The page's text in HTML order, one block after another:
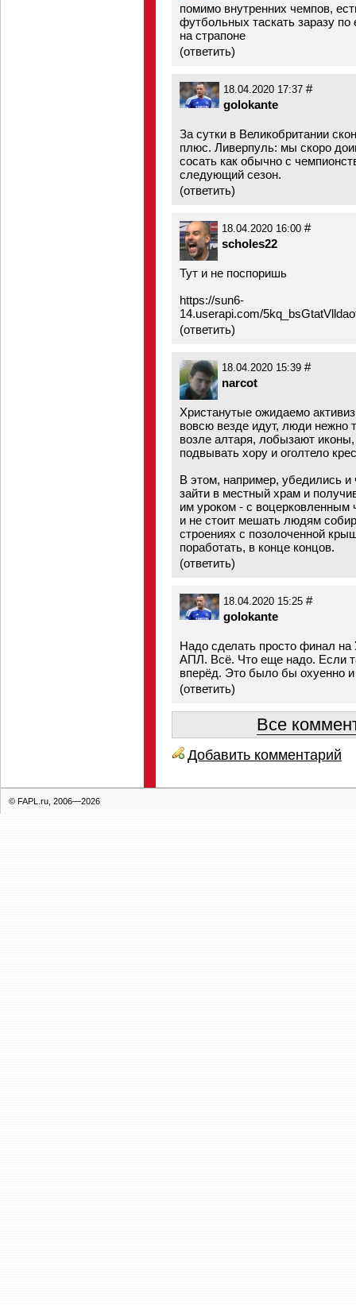
помимо внутренних чемпов,
футбольных таскать заразу
на страпоне
(ответить)
18.04.2020 17:37 #
golokante
За сутки в Великобритании
плюс. Ливерпуль: мы скоро
сосать как обычно с
следующий сезон.
(ответить)
18.04.2020 16:00 #
scholes22
Тут и не поспоришь
https://sun6-
14.userapi.com/
(ответить)
18.04.2020 15:39 #
narcot
Христанутые ожидаемо
вовсю везде идут, люди нежно
возле алтаря, лобызают
подвывать хору и оголтело
В этом, например, убедились
зайти в местный храм и
им уроком - с воцерковленным
и не стоит мешать людям
строениях с позолоченной
поработать, в конце концов.
(ответить)
18.04.2020 15:25 #
golokante
Надо сделать просто финал
АПЛ. Всё. Что еще надо. Если
вперёд. Это было бы охуенно и
(ответить)
Все
Добавить комментарий
© FAPL.ru, 2006—2026